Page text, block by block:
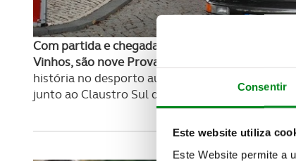
Consentir
Este website utiliza
Este Website permite a
Com partida e chegada no concelho de Mafra e
Vinhos, são nove Provas Especiais de
história no desporto automóvel nacional, como
junto ao Claustro Sul do Palácio Nacional de